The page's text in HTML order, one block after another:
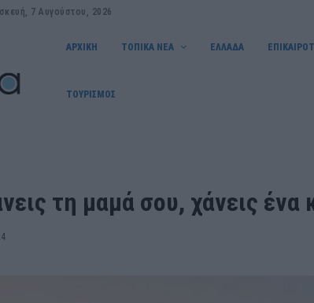
7 Αυγούστου, 2026
ΑΡΧΙΚΗ ΤΟΠΙΚΑ ΝΕΑ ΕΛΛΑΔΑ
ΤΟΥΡΙΣΜΟΣ
τη μαμά σου, χάνεις ένα